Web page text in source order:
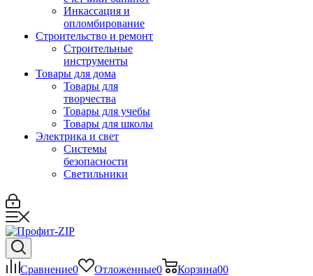
Инкассация и
опломбирование
Строительство и ремонт
Строительные
инструменты
Товары для дома
Товары для
творчества
Товары для учебы
Товары для школы
Электрика и свет
Системы
безопасности
Светильники
Сравнение0 Отложенные0 Корзина00